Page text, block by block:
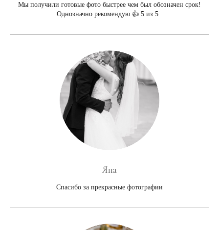
Мы получили готовые фото быстрее чем был обозначен срок!
Однозначно рекомендую 👍 5 из 5
Яна
Спасибо за прекрасные фотографии